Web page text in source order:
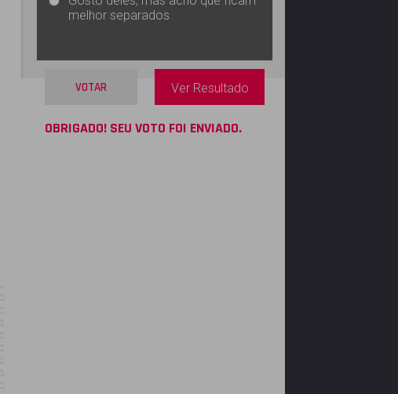
melhor separados
VOTAR Ver Resultado
OBRIGADO! SEU VOTO FOI ENVIADO.